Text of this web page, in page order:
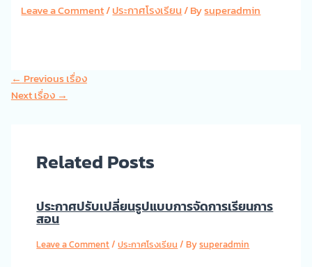
Leave a Comment/ประกาศโรงเรียน/ Bysuperadmin
←Previous เรื่อง
Next เรื่อง→
Related Posts
ประกาศปรับเปลี่ยนรูปแบบการจัดการเรียนการ
สอน
Leave a Comment/ประกาศโรงเรียน / Bysuperadmin